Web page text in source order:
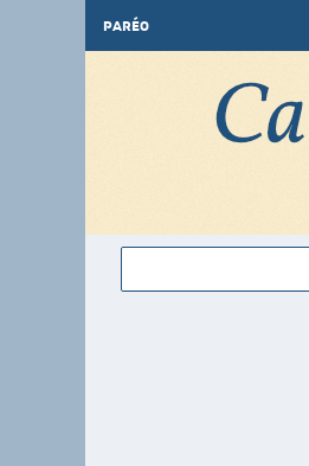
PARÉO